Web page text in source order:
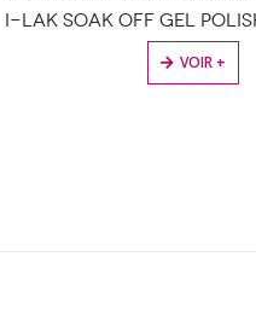
VOIR +